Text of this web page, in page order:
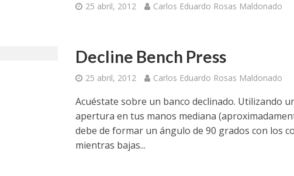
25 abril, 2012 Carlos Eduardo Rosas Maldonado
Decline Bench Press
25 abril, 2012 Carlos Eduardo Rosas Maldonado
Acuéstate sobre un banco declinado. Utilizando
apertura en tus manos mediana
debe de formar un ángulo de 90 grados con los
mientras bajas...